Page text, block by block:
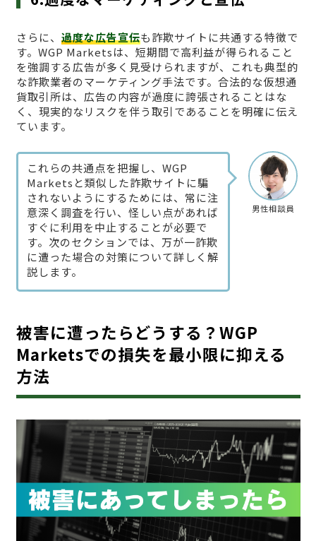
さらに、 過度な広告宣伝も詐欺サイトに共通する特徴で
す。WGP Marketsは、短期間で高利益が得られること
を強調する広告が多く見受けられますが、これも典型的
な詐欺業者のマーケティング手法です。合法的な仮想通
貨取引所は、広告の内容が過度に誇張されることはな
く、現実的なリスクを伴う取引であることを明確に伝え
ています。
男性相談員
これらの共通点を把握し、WGP
Marketsと類似した詐欺サイトに騙
されないようにするためには、常に注
意深く調査を行い、怪しい点があれば
すぐに利用を中止することが必要で
す。次のセクションでは、万が一詐欺
に遭った場合の対策について詳しく解
説します。
被害に遭ったらどうする？WGP
Marketsでの損失を最小限に抑える
方法